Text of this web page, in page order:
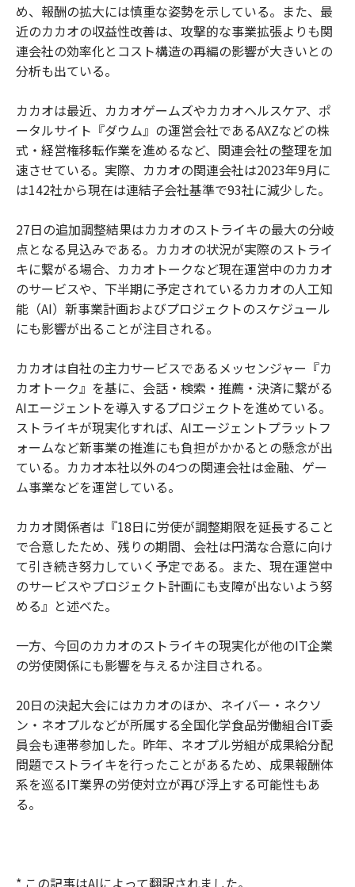
め、報酬の拡大には慎重な姿勢を示している。また、最
近のカカオの収益性改善は、攻撃的な事業拡張よりも関
連会社の効率化とコスト構造の再編の影響が大きいとの
分析も出ている。
カカオは最近、カカオゲームズやカカオヘルスケア、ポ
ータルサイト『ダウム』の運営会社であるAXZなどの株
式・経営権移転作業を進めるなど、関連会社の整理を加
速させている。実際、カカオの関連会社は2023年9月に
は142社から現在は連結子会社基準で93社に減少した。
27日の追加調整結果はカカオのストライキの最大の分岐
点となる見込みである。カカオの状況が実際のストライ
キに繋がる場合、カカオトークなど現在運営中のカカオ
のサービスや、下半期に予定されているカカオの人工知
能（AI）新事業計画およびプロジェクトのスケジュール
にも影響が出ることが注目される。
カカオは自社の主力サービスであるメッセンジャー『カ
カオトーク』を基に、会話・検索・推薦・決済に繋がる
AIエージェントを導入するプロジェクトを進めている。
ストライキが現実化すれば、AIエージェントプラットフ
ォームなど新事業の推進にも負担がかかるとの懸念が出
ている。カカオ本社以外の4つの関連会社は金融、ゲー
ム事業などを運営している。
カカオ関係者は『18日に労使が調整期限を延長すること
で合意したため、残りの期間、会社は円満な合意に向け
て引き続き努力していく予定である。また、現在運営中
のサービスやプロジェクト計画にも支障が出ないよう努
める』と述べた。
一方、今回のカカオのストライキの現実化が他のIT企業
の労使関係にも影響を与えるか注目される。
20日の決起大会にはカカオのほか、ネイバー・ネクソ
ン・ネオプルなどが所属する全国化学食品労働組合IT委
員会も連帯参加した。昨年、ネオプル労組が成果給分配
問題でストライキを行ったことがあるため、成果報酬体
系を巡るIT業界の労使対立が再び浮上する可能性もあ
る。
* この記事はAIによって翻訳されました。